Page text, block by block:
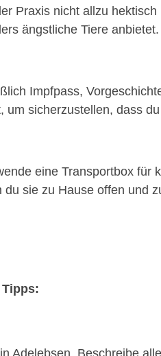
Praxis nicht allzu
ängstliche Tiere anbietet.
Impfpass,
sicherzustellen, dass
eine Transportbox
sie zu Hause offen und